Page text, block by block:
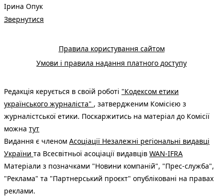
Ірина Опук
Звернутися
Правила користування сайтом
Умови і правила надання платного доступу
Редакція керується в своїй роботі "Кодексом етики
українського журналіста" , затвердженим Комісією з
журналістської етики. Поскаржитись на матеріал до Комісії
можна тут
Видання є членом Асоціації Незалежні регіональні видавці
України та Всесвітньої асоціації видавців WAN-IFRA
Матеріали з позначками "Новини компаній", "Прес-служба",
"Реклама" та "Партнерський проєкт" опубліковані на правах
реклами.